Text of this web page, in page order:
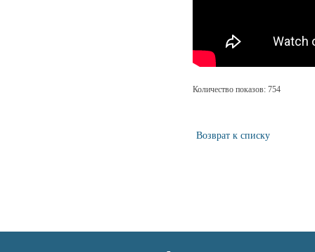
Количество показов: 754
Возврат к списку